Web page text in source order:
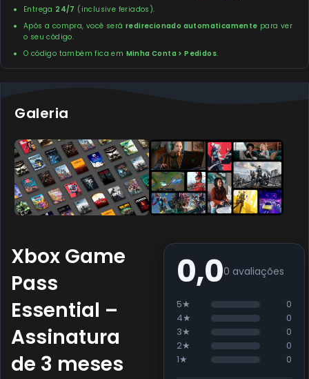
Entrega 24/7 (inclusive feriados).
Após a compra, você será redirecionado automaticamente para ver
o seu código.
O código também fica em Minha Conta > Pedidos.
Galeria
Xbox Game
Pass
Essential –
Assinatura
de 3 meses
0,00 avaliações
5★
0
4★
0
3★
0
2★
0
1★
0